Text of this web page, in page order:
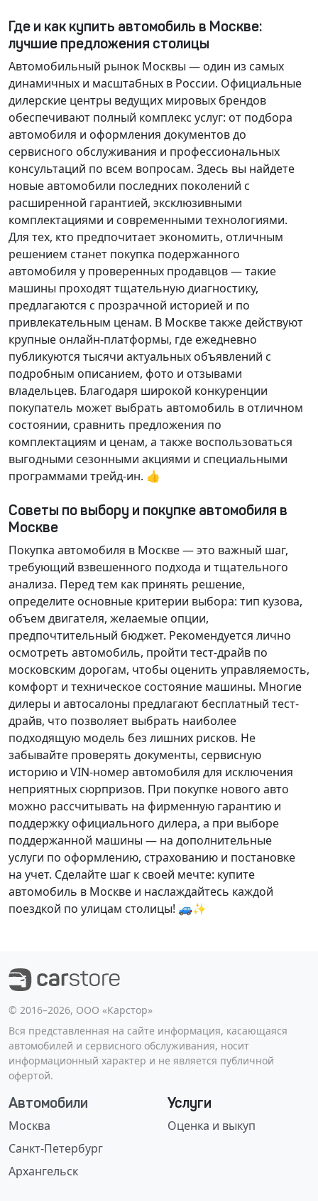
Где и как купить автомобиль в Москве:
лучшие предложения столицы
Автомобильный рынок Москвы — один из самых
динамичных и масштабных в России. Официальные
дилерские центры ведущих мировых брендов
обеспечивают полный комплекс услуг: от подбора
автомобиля и оформления документов до
сервисного обслуживания и профессиональных
консультаций по всем вопросам. Здесь вы найдете
новые автомобили последних поколений с
расширенной гарантией, эксклюзивными
комплектациями и современными технологиями.
Для тех, кто предпочитает экономить, отличным
решением станет покупка подержанного
автомобиля у проверенных продавцов — такие
машины проходят тщательную диагностику,
предлагаются с прозрачной историей и по
привлекательным ценам. В Москве также действуют
крупные онлайн-платформы, где ежедневно
публикуются тысячи актуальных объявлений с
подробным описанием, фото и отзывами
владельцев. Благодаря широкой конкуренции
покупатель может выбрать автомобиль в отличном
состоянии, сравнить предложения по
комплектациям и ценам, а также воспользоваться
выгодными сезонными акциями и специальными
программами трейд-ин. 👍
Советы по выбору и покупке автомобиля в
Москве
Покупка автомобиля в Москве — это важный шаг,
требующий взвешенного подхода и тщательного
анализа. Перед тем как принять решение,
определите основные критерии выбора: тип кузова,
объем двигателя, желаемые опции,
предпочтительный бюджет. Рекомендуется лично
осмотреть автомобиль, пройти тест-драйв по
московским дорогам, чтобы оценить управляемость,
комфорт и техническое состояние машины. Многие
дилеры и автосалоны предлагают бесплатный тест-
драйв, что позволяет выбрать наиболее
подходящую модель без лишних рисков. Не
забывайте проверять документы, сервисную
историю и VIN-номер автомобиля для исключения
неприятных сюрпризов. При покупке нового авто
можно рассчитывать на фирменную гарантию и
поддержку официального дилера, а при выборе
поддержанной машины — на дополнительные
услуги по оформлению, страхованию и постановке
на учет. Сделайте шаг к своей мечте: купите
автомобиль в Москве и наслаждайтесь каждой
поездкой по улицам столицы! 🚙✨
©️ 2016–2026, ООО «Карстор»
Вся представленная на сайте информация, касающаяся
автомобилей и сервисного обслуживания, носит
информационный характер и не является публичной
офертой.
Автомобили
Москва
Санкт-Петербург
Архангельск
Услуги
Оценка и выкуп